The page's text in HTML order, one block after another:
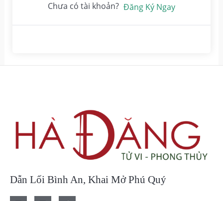
Chưa có tài khoản? Đăng Ký Ngay
Dẫn Lối Bình An, Khai Mở Phú Quý